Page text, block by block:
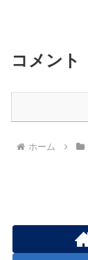
コメント
ホーム